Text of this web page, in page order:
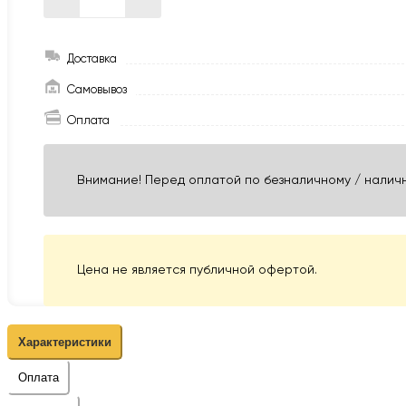
Доставка
Самовывоз
Оплата
Внимание! Перед оплатой по безналичному /
Цена не является публичной офертой.
Характеристики
Оплата